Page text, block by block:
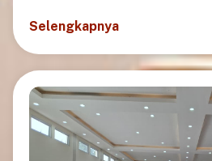
Selengkapnya